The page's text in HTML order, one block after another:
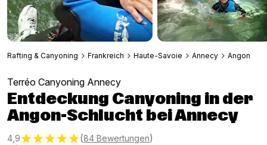
Rafting & Canyoning Frankreich Haute-Savoie Annecy Angon
Terréo Canyoning Annecy
Entdeckung Canyoning in der
Angon-Schlucht bei Annecy
4,9 (84 Bewertungen)